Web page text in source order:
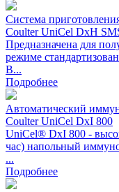
Система
Coulter UniCel DxH
Предназначена для
режиме
В...
Подробнее
Автоматический
Coulter UniCel DxI 800
UniCel® DxI 800 -
час) напольный
...
Подробнее